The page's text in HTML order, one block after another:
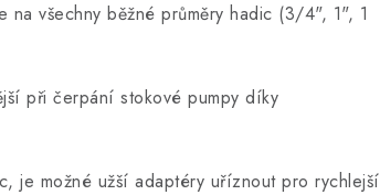
na všechny běžné průměry hadic (3/4", 1", 1
při čerpání stokové pumpy díky
je možné užší adaptéry uříznout pro rychlejší